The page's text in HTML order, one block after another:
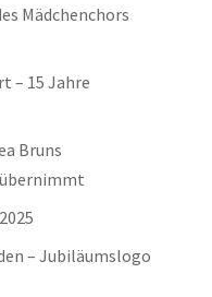
Mädchenchors
– 15 Jahre
Bruns
– Jubiläumslogo